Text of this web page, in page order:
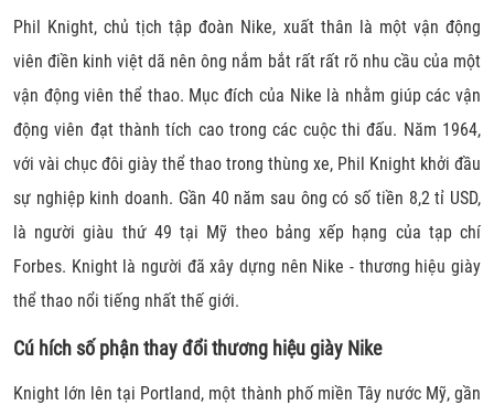
Phil Knight, chủ tịch tập đoàn Nike, xuất thân là một vận động
viên điền kinh việt dã nên ông nắm bắt rất rất rõ nhu cầu của một
vận động viên thể thao. Mục đích của Nike là nhằm giúp các vận
động viên đạt thành tích cao trong các cuộc thi đấu. Năm 1964,
với vài chục đôi giày thể thao trong thùng xe, Phil Knight khởi đầu
sự nghiệp kinh doanh. Gần 40 năm sau ông có số tiền 8,2 tỉ USD,
là người giàu thứ 49 tại Mỹ theo bảng xếp hạng của tạp chí
Forbes. Knight là người đã xây dựng nên Nike - thương hiệu giày
thể thao nổi tiếng nhất thế giới.
Cú hích số phận thay đổi thương hiệu giày Nike
Knight lớn lên tại Portland, một thành phố miền Tây nước Mỹ, gần